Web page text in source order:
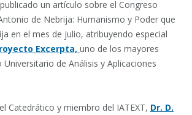
un artículo sobre el Congreso
de Nebrija: Humanismo y Poder que
en el mes de julio, atribuyendo especial
Excerpta, uno de los mayores
de Análisis y Aplicaciones
Catedrático y miembro del IATEXT, Dr. D.